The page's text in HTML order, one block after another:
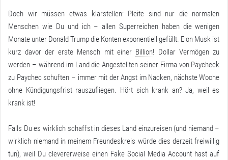
Doch wir müssen etwas klarstellen: Pleite sind nur die normalen
Menschen wie Du und ich – allen Superreichen haben die wenigen
Monate unter Donald Trump die Konten exponentiell gefüllt. Elon Musk ist
kurz davor der erste Mensch mit einer Billion! Dollar Vermögen zu
werden – während im Land die Angestellten seiner Firma von Paycheck
zu Paychec schuften – immer mit der Angst im Nacken, nächste Woche
ohne Kündigungsfrist rauszufliegen. Hört sich krank an? Ja, weil es
krank ist!
Falls Du es wirklich schaffst in dieses Land einzureisen (und niemand –
wirklich niemand in meinem Freundeskreis würde dies derzeit freiwillig
tun), weil Du clevererweise einen Fake Social Media Account hast auf